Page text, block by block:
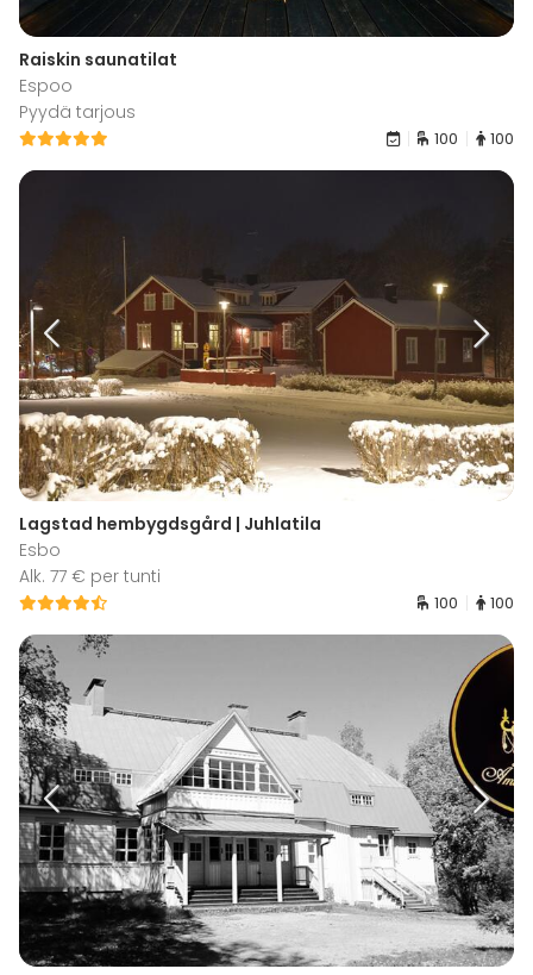
Raiskin saunatilat
Espoo
Pyydä tarjous
100 100
Lagstad hembygdsgård | Juhlatila
Esbo
Alk. 77 € per tunti
100 100